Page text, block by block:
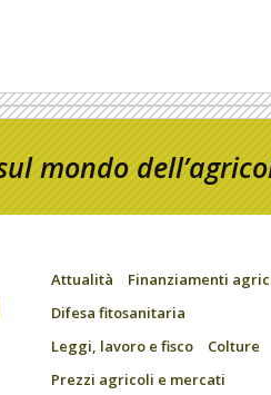
mondo
Attualità
Finanziamenti
Difesa fitosanitaria
Leggi, lavoro e fisco
Colture
Prezzi agricoli e mercati